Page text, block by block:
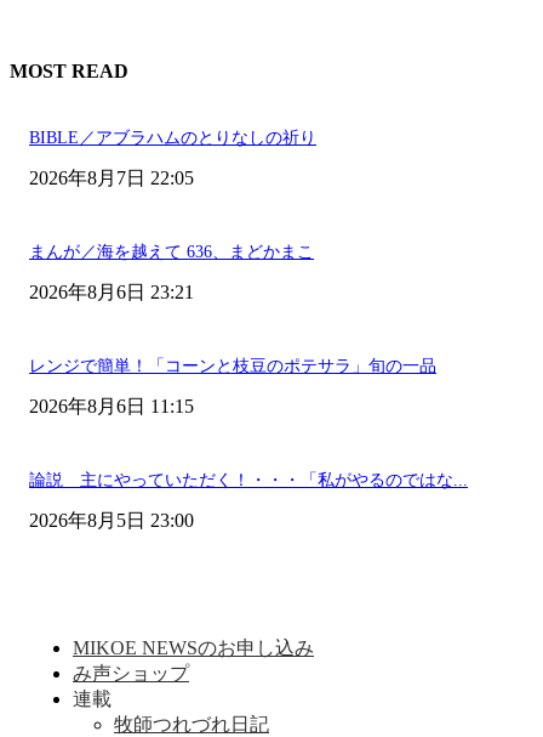
MOST READ
BIBLE／アブラハムのとりなしの祈り
2026年8月7日 22:05
まんが／海を越えて 636、まどかまこ
2026年8月6日 23:21
レンジで簡単！「コーンと枝豆のポテサラ」旬の一品
2026年8月6日 11:15
論説 主にやっていただく！・・・「私がやるのではな...
2026年8月5日 23:00
MIKOE NEWSのお申し込み
み声ショップ
連載
牧師つれづれ日記